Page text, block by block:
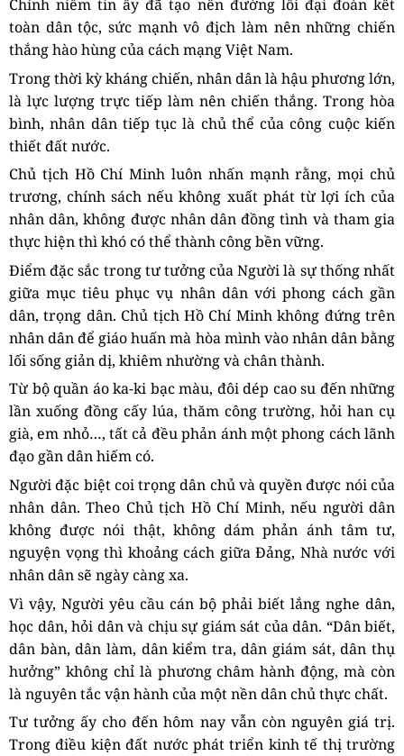
Chính niềm tin ấy đã tạo nên đường lối đại đoàn kết
toàn dân tộc, sức mạnh vô địch làm nên những chiến
thắng hào hùng của cách mạng Việt Nam.
Trong thời kỳ kháng chiến, nhân dân là hậu phương lớn,
là lực lượng trực tiếp làm nên chiến thắng. Trong hòa
bình, nhân dân tiếp tục là chủ thể của công cuộc kiến
thiết đất nước.
Chủ tịch Hồ Chí Minh luôn nhấn mạnh rằng, mọi chủ
trương, chính sách nếu không xuất phát từ lợi ích của
nhân dân, không được nhân dân đồng tình và tham gia
thực hiện thì khó có thể thành công bền vững.
Điểm đặc sắc trong tư tưởng của Người là sự thống nhất
giữa mục tiêu phục vụ nhân dân với phong cách gần
dân, trọng dân. Chủ tịch Hồ Chí Minh không đứng trên
nhân dân để giáo huấn mà hòa mình vào nhân dân bằng
lối sống giản dị, khiêm nhường và chân thành.
Từ bộ quần áo ka-ki bạc màu, đôi dép cao su đến những
lần xuống đồng cấy lúa, thăm công trường, hỏi han cụ
già, em nhỏ…, tất cả đều phản ánh một phong cách lãnh
đạo gần dân hiếm có.
Người đặc biệt coi trọng dân chủ và quyền được nói của
nhân dân. Theo Chủ tịch Hồ Chí Minh, nếu người dân
không được nói thật, không dám phản ánh tâm tư,
nguyện vọng thì khoảng cách giữa Đảng, Nhà nước với
nhân dân sẽ ngày càng xa.
Vì vậy, Người yêu cầu cán bộ phải biết lắng nghe dân,
học dân, hỏi dân và chịu sự giám sát của dân. “Dân biết,
dân bàn, dân làm, dân kiểm tra, dân giám sát, dân thụ
hưởng” không chỉ là phương châm hành động, mà còn
là nguyên tắc vận hành của một nền dân chủ thực chất.
Tư tưởng ấy cho đến hôm nay vẫn còn nguyên giá trị.
Trong điều kiện đất nước phát triển kinh tế thị trường